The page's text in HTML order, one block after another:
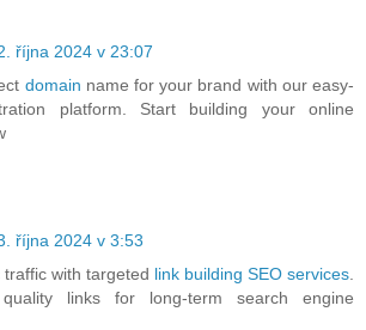
října 2024 v 23:07
domain name for your brand with our easy-
platform. Start building your online
října 2024 v 3:53
with targeted link building SEO services
links for long-term search engine